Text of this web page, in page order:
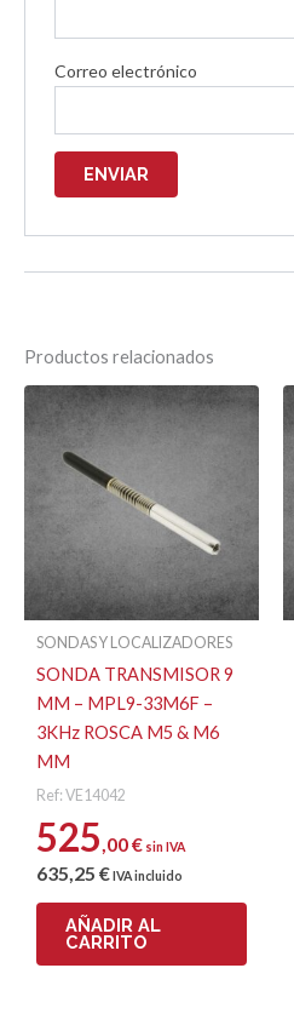
Correo electrónico
Productos relacionados
SONDAS Y LOCALIZADORES
SONDA TRANSMISOR 9
MM – MPL9-33M6F –
3KHz ROSCA M5 & M6
MM
Ref: VE14042
525,00€ sin IVA
635,25 €IVA incluido
AÑADIR AL
CARRITO